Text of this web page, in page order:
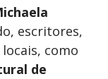
escritores,
como
de